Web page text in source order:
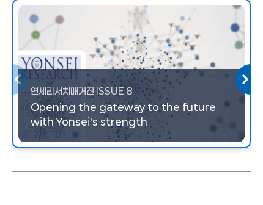
Centennial Convergence Institute (BCCI) and
the successful deployment of the IBM
Quantum System One. Together, these
milestones demonstrate Yonsei's dedication
to translating cutting-edge research into
meaningful global impact.
연세리서치매거진 ISSUE 8
Opening the gateway to the future
with Yonsei's strength